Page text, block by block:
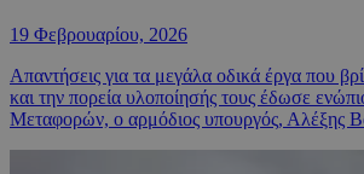
19 Φεβρουαρίου, 2026
Απαντήσεις για τα μεγάλα οδικά έργα που
και την πορεία υλοποίησής τους έδωσε
Μεταφορών, ο αρμόδιος υπουργός, Αλέξης